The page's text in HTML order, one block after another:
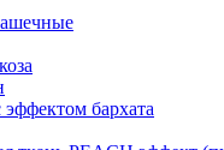
эффектом бархата